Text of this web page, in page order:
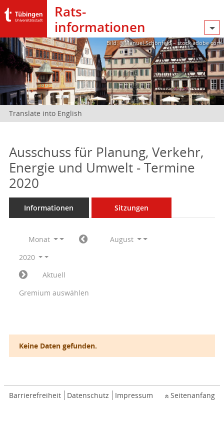
Rats­
informationen
Bild: @Manuel Schönfeld – stock.adobe.com
Translate into English
Ausschuss für Planung, Verkehr,
Energie und Umwelt - Termine
2020
Informationen Sitzungen
Monat
August
2020
Aktuell
Gremium auswählen
Keine Daten gefunden.
Barrierefreiheit Datenschutz Impressum Seitenanfang